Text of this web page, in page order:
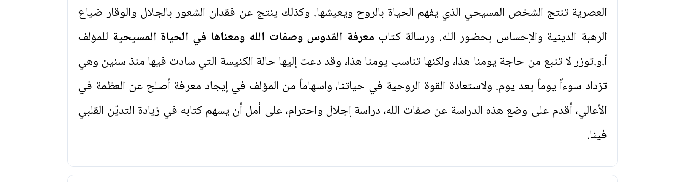
العصرية تنتج الشخص المسيحي الذي يفهم الحياة بالروح ويعيشها. وكذلك ينتج عن فقدان الشعور بالجلال والوقار ضياع
الرهبة الدينية والإحساس بحضور الله. ورسالة كتاب معرفة القدوس وصفات الله ومعناها في الحياة المسيحية للمؤلف
أ.و.توزر لا تنبع من حاجة يومنا هذا، ولكنها تناسب يومنا هذا، وقد دعت إليها حالة الكنيسة التي سادت فيها منذ سنين وهي
تزداد سوءاً يوماً بعد يوم. ولاستعادة القوة الروحية في حياتنا، واسهاماً من المؤلف في إيجاد معرفة أصلح عن العظمة في
الأعالي، أقدم على وضع هذه الدراسة عن صفات الله، دراسة إجلال واحترام، على أمل أن يسهم كتابه في زيادة التديّن القلبي
فينا.